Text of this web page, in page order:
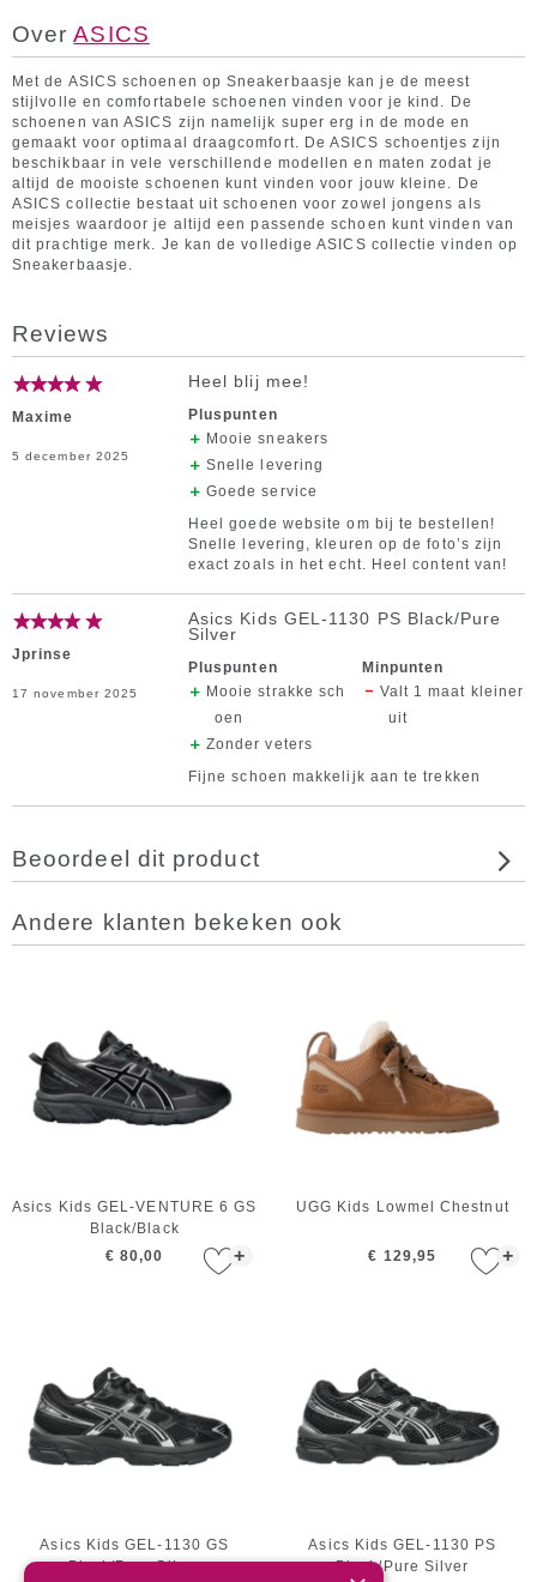
OverASICS
Met de ASICS schoenen op Sneakerbaasje kan je de meest
stijlvolle en comfortabele schoenen vinden voor je kind. De
schoenen van ASICS zijn namelijk super erg in de mode en
gemaakt voor optimaal draagcomfort. De ASICS schoentjes zijn
beschikbaar in vele verschillende modellen en maten zodat je
altijd de mooiste schoenen kunt vinden voor jouw kleine. De
ASICS collectie bestaat uit schoenen voor zowel jongens als
meisjes waardoor je altijd een passende schoen kunt vinden van
dit prachtige merk. Je kan de volledige ASICS collectie vinden op
Sneakerbaasje.
Reviews
Maxime
5 december 2025
Heel blij mee!
Pluspunten
Mooie sneakers
Snelle levering
Goede service
Heel goede website om bij te bestellen!
Snelle levering, kleuren op de foto’s zijn
exact zoals in het echt. Heel content van!
Jprinse
17 november 2025
Asics Kids GEL-1130 PS Black/Pure
Silver
Pluspunten
Mooie strakke sch
oen
Zonder veters
Minpunten
Valt 1 maat kleiner
uit
Fijne schoen makkelijk aan te trekken
Beoordeel dit product
Andere klanten bekeken ook
+
Asics Kids GEL-VENTURE 6 GS
Black/Black
€ 80,00
+
UGG Kids Lowmel Chestnut
€ 129,95
Asics Kids GEL-1130 GS
Black/Pure Silver
Asics Kids GEL-1130 PS
Black/Pure Silver